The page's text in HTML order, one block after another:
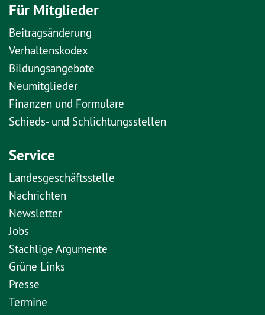
Für Mitglieder
Beitragsänderung
Verhaltenskodex
Bildungsangebote
Neumitglieder
Finanzen und Formulare
Schieds- und Schlichtungsstellen
Service
Landesgeschäftsstelle
Nachrichten
Newsletter
Jobs
Stachlige Argumente
Grüne Links
Presse
Termine